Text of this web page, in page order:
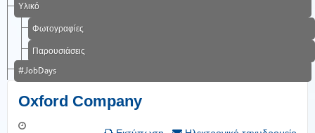
Υλικό
Φωτογραφίες
Παρουσιάσεις
#JobDays
Oxford Company